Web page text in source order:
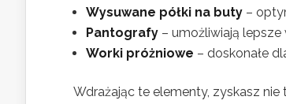
Wysuwane półki na buty –
Pantografy – umożliwiają
Worki próżniowe – doskonałe
Wdrażając te elementy, zyskasz